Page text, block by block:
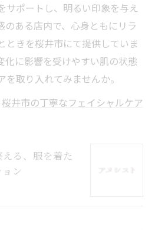
サポートし、明るい印象を与え
のある店内で、心身ともにリラ
ときを桜井市にて提供していま
化に影響を受けやすい肌の状態
取り入れてみませんか。
桜井市の丁寧なフェイシャルケア
る、服を着た
ン